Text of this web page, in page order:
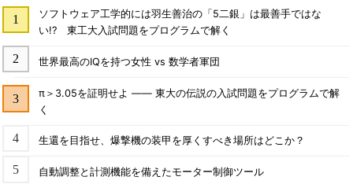
ソフトウェア工学的には羽生善治の「5二銀」は最善手ではな
い!? 東工大入試問題をプログラムで解く
世界最高のIQを持つ女性 vs 数学者軍団
π＞3.05を証明せよ ―― 東大の伝説の入試問題をプログラムで解
く
生還を目指せ、爆撃機の装甲を厚くすべき場所はどこか？
自動調整と計測機能を備えたモーター制御ツール